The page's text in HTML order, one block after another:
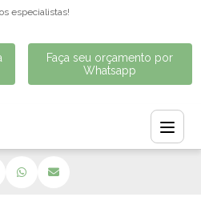
especialistas!
Faça seu orçamento por
Whatsapp